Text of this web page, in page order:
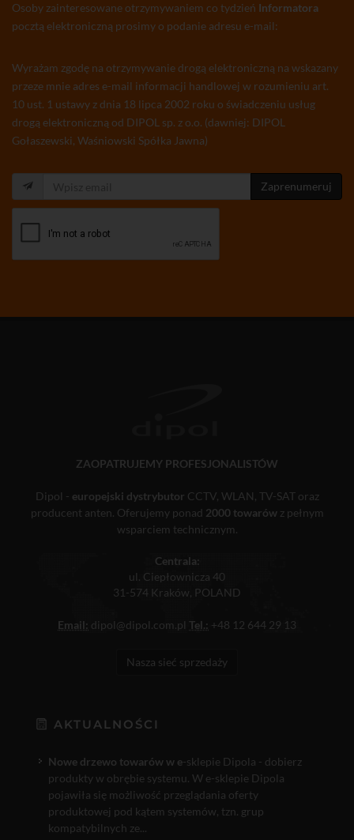
Osoby zainteresowane otrzymywaniem co tydzień Informatora
pocztą elektroniczną prosimy o podanie adresu e-mail:
Wyrażam zgodę na otrzymywanie drogą elektroniczną na wskazany
przeze mnie adres e-mail informacji handlowej w rozumieniu art.
10 ust. 1 ustawy z dnia 18 lipca 2002 roku o świadczeniu usług
drogą elektroniczną od DIPOL sp. z o.o. (dawniej: DIPOL
Gołaszewski, Waśniowski Spółka Jawna)
Zaprenumeruj
ZAOPATRUJEMY PROFESJONALISTÓW
Dipol - europejski dystrybutor CCTV, WLAN, TV-SAT oraz
producent anten. Oferujemy ponad 2000 towarówz pełnym
wsparciem technicznym.
Centrala:
ul. Ciepłownicza 40
31-574 Kraków, POLAND
Email: dipol@dipol.com.pl Tel.: +48 12 644 29 13
Nasza sieć sprzedaży
AKTUALNOŚCI
Nowe drzewo towarów w e-sklepie Dipola - dobierz
produkty w obrębie systemu. W e-sklepie Dipola
pojawiła się możliwość przeglądania oferty
produktowej pod kątem systemów, tzn. grup
kompatybilnych ze...